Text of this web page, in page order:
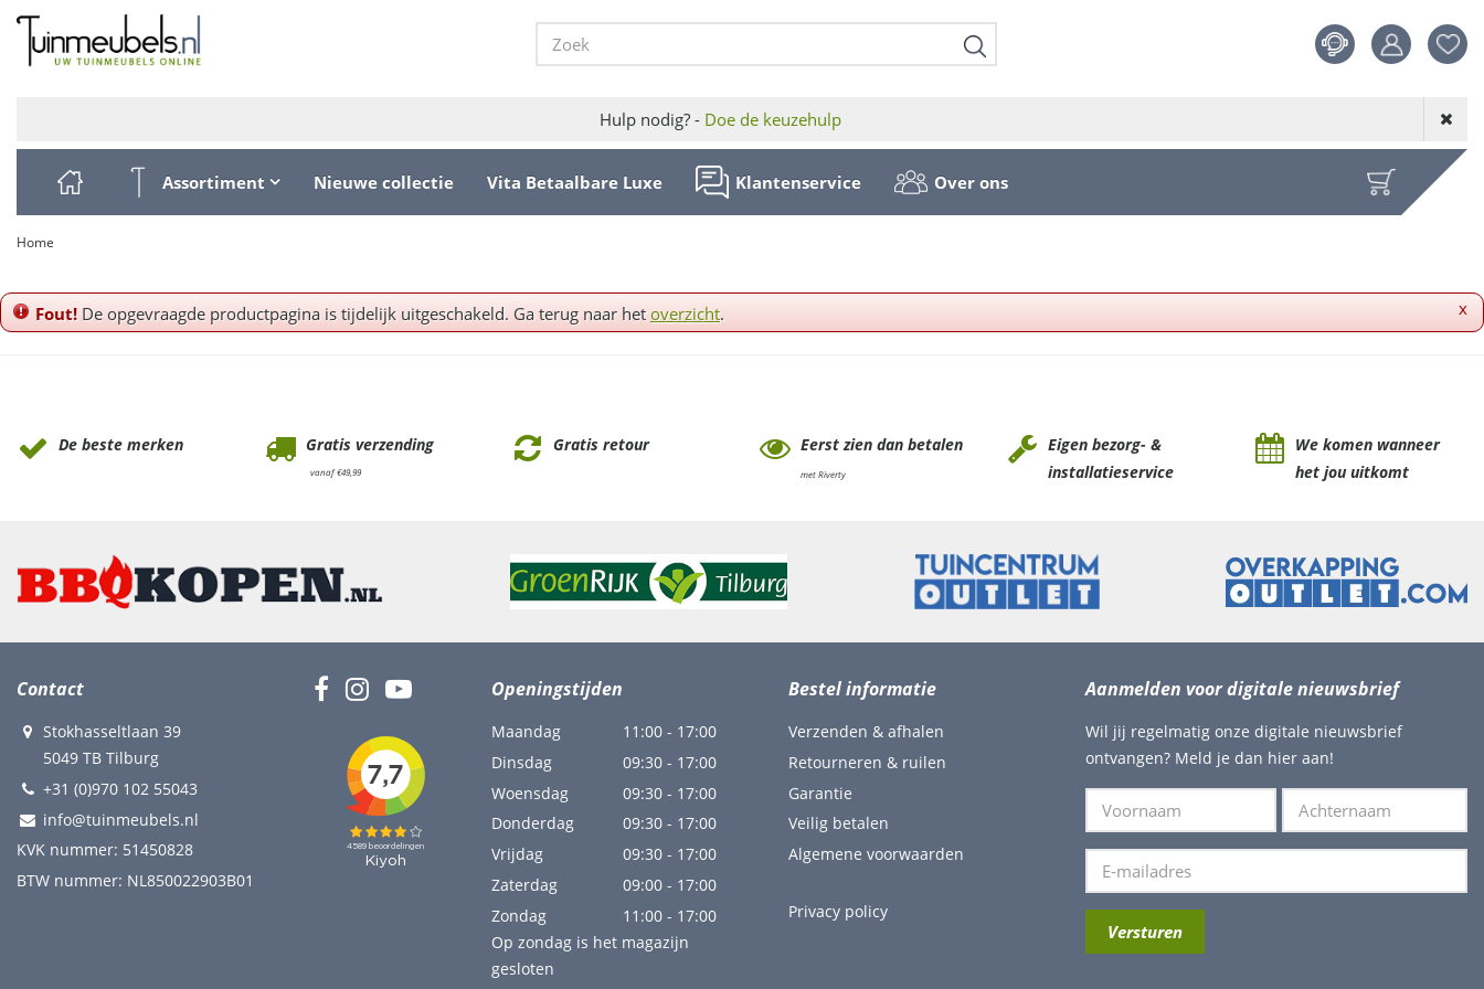
Ga
naar
content
Home
Hulp nodig? - Doe de keuzehulp
Assortiment Nieuwe collectie Vita Betaalbare Luxe Klantenservice Over ons
x
Fout! De opgevraagde productpagina is tijdelijk uitgeschakeld. Ga terug naar hetoverzicht.
De beste merken Gratis verzending
vanaf €49,99
Gratis retour Eerst zien dan betalen
met Riverty
Eigen bezorg- &
installatieservice
We komen wanneer
het jou uitkomt
Contact
Stokhasseltlaan 39
5049 TB Tilburg
+31 (0)970 102 55043
info@tuinmeubels.nl
KVK nummer: 51450828
BTW nummer: NL850022903B01
Openingstijden
Maandag
11:00 - 17:00
Dinsdag
09:30 - 17:00
Woensdag
09:30 - 17:00
Donderdag
09:30 - 17:00
Vrijdag
09:30 - 17:00
Zaterdag
09:00 - 17:00
Zondag
11:00 - 17:00
Op zondag is het magazijn
gesloten
Bestel informatie
Verzenden & afhalen
Retourneren & ruilen
Garantie
Veilig betalen
Algemene voorwaarden
Privacy policy
Aanmelden voor digitale nieuwsbrief
Wil jij regelmatig onze digitale nieuwsbrief
ontvangen? Meld je dan hier aan!